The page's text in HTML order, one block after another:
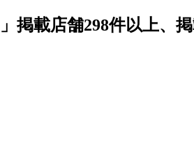
載店舗298件以上、